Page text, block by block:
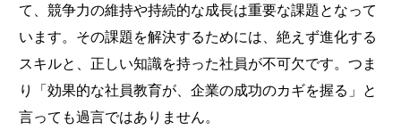
て、競争力の維持や持続的な成長は重要な課題となって
います。その課題を解決するためには、絶えず進化する
スキルと、正しい知識を持った社員が不可欠です。つま
り「効果的な社員教育が、企業の成功のカギを握る」と
言っても過言ではありません。